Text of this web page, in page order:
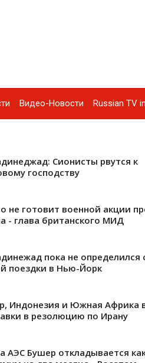
Видео-Новости Russian TV
Сионисты рвутся к
господству
не готовит военной акции
- глава британского МИД
пока не определился
поездки в Нью-Йорк
Индонезия и Южная Африка
в резолюцию по Ирану
АЭС Бушер откладывается